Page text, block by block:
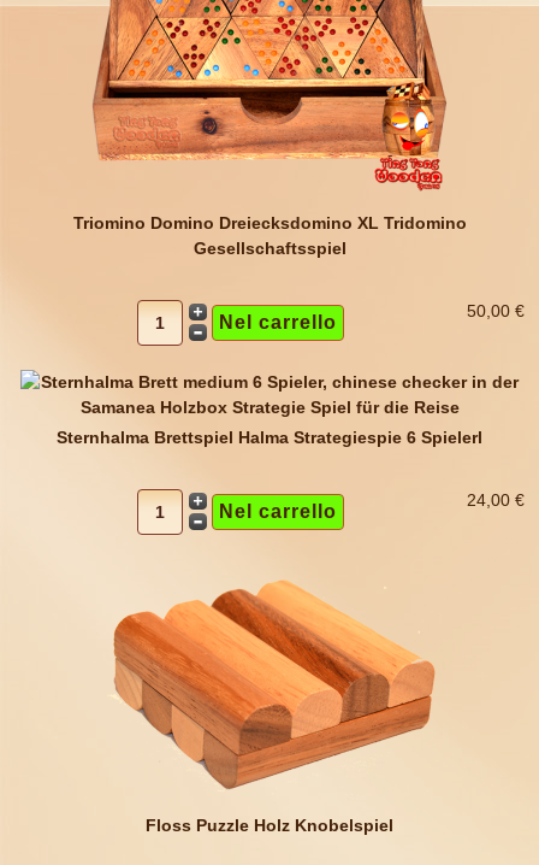
Triomino Domino Dreiecksdomino XL Tridomino
Gesellschaftsspiel
50,00 €
Sternhalma Brettspiel Halma Strategiespie 6 Spielerl
24,00 €
Floss Puzzle Holz Knobelspiel